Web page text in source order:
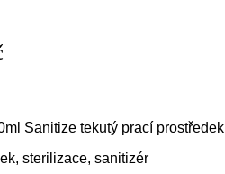
Sanitize tekutý prací prostředek
sterilizace, sanitizér